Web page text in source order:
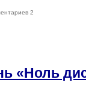
2
«Ноль